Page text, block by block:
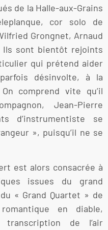
de la Halle-aux-Grains
cor solo de
Grongnet, Arnaud
Ils sont bientôt rejoints
qui prétend aider
désinvolte, à la
comprend vite qu’il
Jean-Pierre
d’instrumentiste se
», puisqu’il ne se
est alors consacrée à
issues du grand
« Grand Quartet » de
en diable,
de l’air